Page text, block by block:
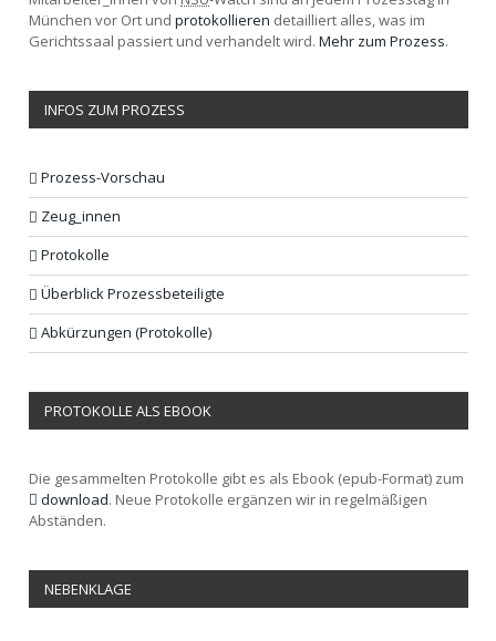
München vor Ort und protokollieren detailliert alles, was im
Gerichtssaal passiert und verhandelt wird. Mehr zum Prozess.
INFOS ZUM PROZESS
Prozess-Vorschau
Zeug_innen
Protokolle
Überblick Prozessbeteiligte
Abkürzungen (Protokolle)
PROTOKOLLE ALS EBOOK
Die gesammelten Protokolle gibt es als Ebook (epub-Format) zum
download. Neue Protokolle ergänzen wir in regelmäßigen
Abständen.
NEBENKLAGE